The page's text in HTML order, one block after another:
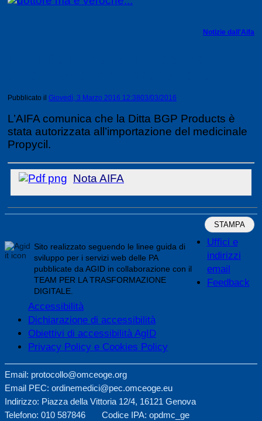
Notizie dall'Aifa
Pubblicato il Giovedì, 3 Marzo 2016 12:3803/03/2016
L’AIFA comunica che la Ditta BGP Products è
stata autorizzata all’importazione del medicinale
Propycil.
Nota AIFA
STAMPA
Sito realizzato seguendo le linee guida di
sviluppo per i servizi web delle PA
pubblicate da AGID in collaborazione con il
TEAM PER LA TRASFORMAZIONE
DIGITALE.
Uffici e
indirizzi
email
Feedback
Accessibilità
Dichiarazione di accessibilità
Obiettivi di accessibilità AgID
Privacy Policy e Cookies Policy
Email: protocollo@omceoge.org
Email PEC: ordinemedici@pec.omceoge.eu
Indirizzo: Piazza della Vittoria 12/4, 16121 Genova
Telefono: 010 587846 Codice IPA: opdmc_ge